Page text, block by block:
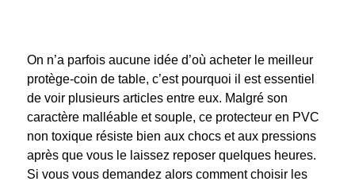
On n’a parfois aucune idée d’où acheter le meilleur
protège-coin de table, c’est pourquoi il est essentiel
de voir plusieurs articles entre eux. Malgré son
caractère malléable et souple, ce protecteur en PVC
non toxique résiste bien aux chocs et aux pressions
après que vous le laissez reposer quelques heures.
Si vous vous demandez alors comment choisir les